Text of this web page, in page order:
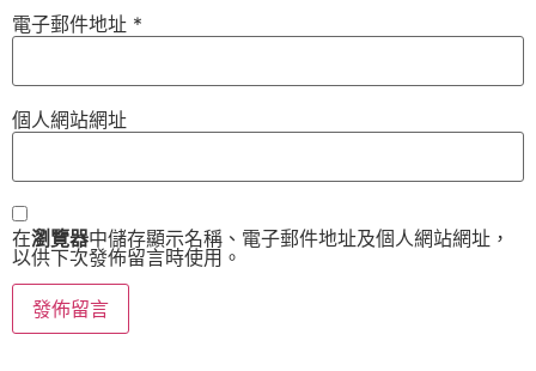
電子郵件地址 *
個人網站網址
在瀏覽器中儲存顯示名稱、電子郵件地址及個人網站網址，
以供下次發佈留言時使用。